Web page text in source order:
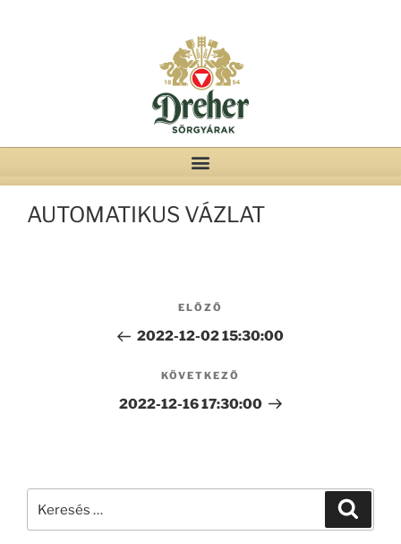
AUTOMATIKUS VÁZLAT
ELŐZŐ
2022-12-02 15:30:00
KÖVETKEZŐ
2022-12-16 17:30:00